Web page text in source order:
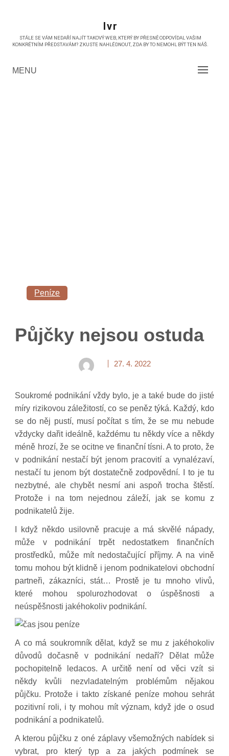
Ivr
STÁLE SE VÁM NEDAŘÍ NAJÍT TAKOVÝ WEB, KTERÝ BY PŘESNĚ ODPOVÍDAL VAŠIM
KONKRÉTNÍM PŘEDSTAVÁM? ZKUSTE NAHLÉDNOUT, ZDA BY TO NEMOHL BÝT TEN NÁŠ.
MENU
Peníze
Půjčky nejsou ostuda
27. 4. 2022
Soukromé podnikání vždy bylo, je a také bude do jisté
míry rizikovou záležitostí, co se peněz týká. Každý, kdo
se do něj pustí, musí počítat s tím, že se mu nebude
vždycky dařit ideálně, každému tu někdy více a někdy
méně hrozí, že se ocitne ve finanční tísni. A to proto, že
v podnikání nestačí být jenom pracovití a vynalézaví,
nestačí tu jenom být dostatečně zodpovědní. I to je tu
nezbytné, ale chybět nesmí ani aspoň trocha štěstí.
Protože i na tom nejednou záleží, jak se komu z
podnikatelů žije.
I když někdo usilovně pracuje a má skvělé nápady,
může v podnikání trpět nedostatkem finančních
prostředků, může mít nedostačující příjmy. A na vině
tomu mohou být klidně i jenom podnikatelovi obchodní
partneři, zákazníci, stát… Prostě je tu mnoho vlivů,
které mohou spolurozhodovat o úspěšnosti a
neúspěšnosti jakéhokoliv podnikání.
A co má soukromník dělat, když se mu z jakéhokoliv
důvodů dočasně v podnikání nedaří? Dělat může
pochopitelně ledacos. A určitě není od věci vzít si
někdy kvůli nezvladatelným problémům nějakou
půjčku. Protože i takto získané peníze mohou sehrát
pozitivní roli, i ty mohou mít význam, když jde o osud
podnikání a podnikatelů.
A kterou půjčku z oné záplavy všemožných nabídek si
vybrat, pro který typ a za jakých podmínek se